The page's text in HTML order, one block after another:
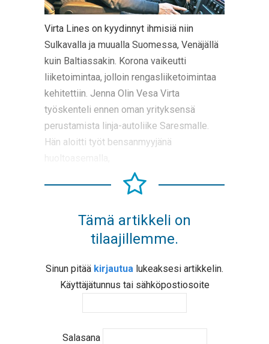
Virta Lines on kyydinnyt ihmisiä niin
Sulkavalla ja muualla Suomessa, Venäjällä
kuin Baltiassakin. Korona vaikeutti
liiketoimintaa, jolloin rengasliiketoimintaa
kehitettiin. Jenna Olin Vesa Virta
työskenteli ennen oman yrityksensä
perustamista linja-autoliike Saresmalle.
Hän aloitti työt bensanmyyjänä
Tämä artikkeli on
tilaajillemme.
Sinun pitää kirjautua lukeaksesi artikkelin.
Käyttäjätunnus tai sähköpostiosoite
Salasana